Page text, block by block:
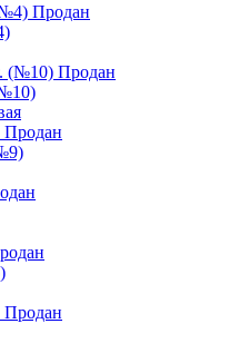
Продан
Продан
Продан
Продан